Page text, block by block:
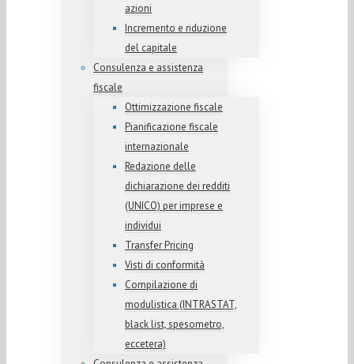
azioni
Incremento e riduzione
del capitale
Consulenza e assistenza
fiscale
Ottimizzazione fiscale
Pianificazione fiscale
internazionale
Redazione delle
dichiarazione dei redditi
(UNICO) per imprese e
individui
Transfer Pricing
Visti di conformità
Compilazione di
modulistica (INTRASTAT,
black list, spesometro,
eccetera)